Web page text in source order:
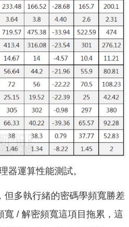
器運算性能測試。
但多執行緒的密碼學頻寬勝差
寬 / 解密頻寬這項目拖累，這